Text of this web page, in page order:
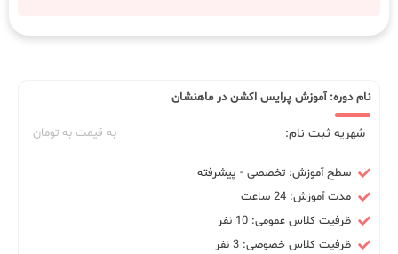
نام دوره: آموزش پرایس اکشن در ماهنشان
شهریه ثبت نام: به قیمت به تومان
سطح آموزش: تخصصی - پیشرفته
مدت آموزش: 24 ساعت
ظرفیت کلاس عمومی: 10 نفر
ظرفیت کلاس خصوصی: 3 نفر